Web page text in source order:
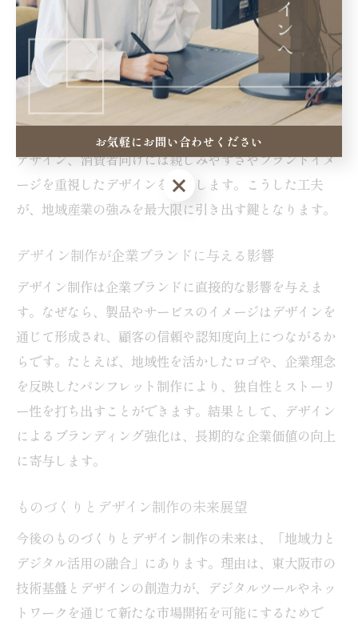
産業特性を意識したデザイン制作の工夫
産業特性を意識したデザイン制作には、「ターゲット市
場や用途を踏まえた表現手法の工夫」が求められます。
理由は、東大阪市のような多様な産業集積地では、業種
ごとに異なる訴求ポイントが存在するためです。具体例
として、BtoB向けの製品には信頼性や機能性を強調した
デザイン、消費者向けには親しみやすさやブランドイメ
ージを重視したデザインを採用します。こうした工夫
が、地域産業の強みを最大限に引き出す鍵となります。
デザイン制作が企業ブランドに与える影響
デザイン制作は企業ブランドに直接的な影響を与えま
す。なぜなら、製品やサービスのイメージはデザインを
通じて形成され、顧客の信頼や認知度向上につながるか
らです。たとえば、地域性を活かしたロゴや、企業理念
を反映したパンフレット制作により、独自性とストーリ
ー性を打ち出すことができます。結果として、デザイン
によるブランディング強化は、長期的な企業価値の向上
に寄与します。
ものづくりとデザイン制作の未来展望
今後のものづくりとデザイン制作の未来は、「地域力と
デジタル活用の融合」にあります。理由は、東大阪市の
技術基盤とデザインの創造力が、デジタルツールやネッ
トワークを通じて新たな市場開拓を可能にするためで
お気軽にお問い合わせください
お気軽にお問い合わせください